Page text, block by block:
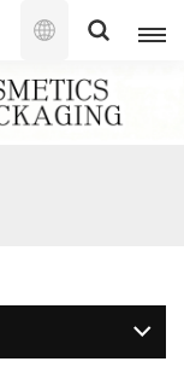
Español